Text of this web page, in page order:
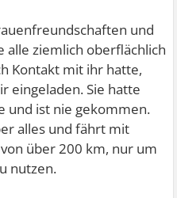
und
alle ziemlich oberflächlich
Kontakt mit ihr hatte,
eingeladen. Sie hatte
und ist nie gekommen.
alles und fährt mit
über 200 km, nur um
nutzen.